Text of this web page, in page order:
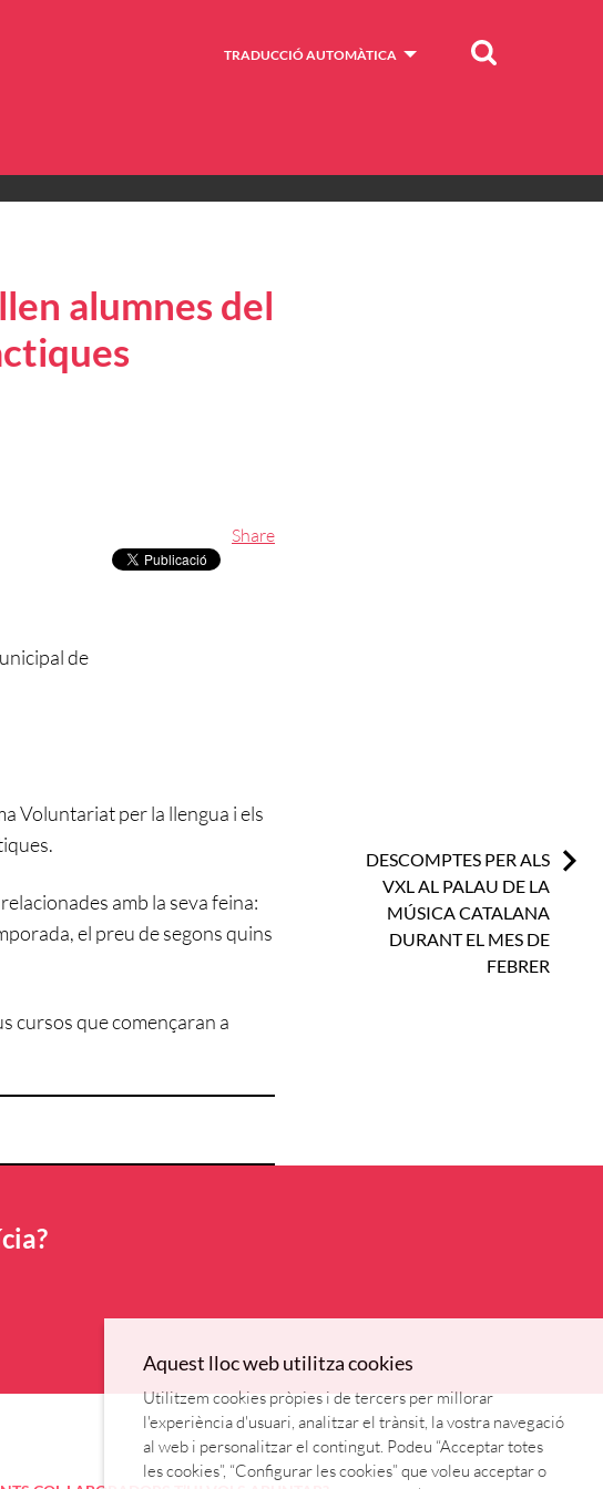
TRADUCCIÓ AUTOMÀTICA Cercar
alumnes del
Share
de
Voluntariat per la llengua i els
amb la seva feina:
el preu de segons quins
cursos que començaran a
Next:
DESCOMPTES PER ALS
VXL AL PALAU DE LA
MÚSICA CATALANA
DURANT EL MES DE
FEBRER
Aquest lloc web utilitza cookies
Utilitzem cookies pròpies i de tercers per millorar
l'experiència d'usuari, analitzar el trànsit, la vostra navegació
al web i personalitzar el contingut. Podeu “Acceptar totes
les cookies”, “Configurar les cookies” que voleu acceptar o